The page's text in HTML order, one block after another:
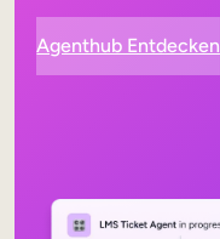
Agenthub Entdecken